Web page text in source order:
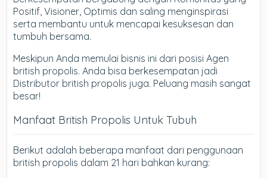
Positif, Visioner, Optimis dan saling menginspirasi
serta membantu untuk mencapai kesuksesan dan
tumbuh bersama.
Meskipun Anda memulai bisnis ini dari posisi Agen
british propolis. Anda bisa berkesempatan jadi
Distributor british propolis juga. Peluang masih sangat
besar!
Manfaat British Propolis Untuk Tubuh
Berikut adalah beberapa manfaat dari penggunaan
british propolis dalam 21 hari bahkan kurang: